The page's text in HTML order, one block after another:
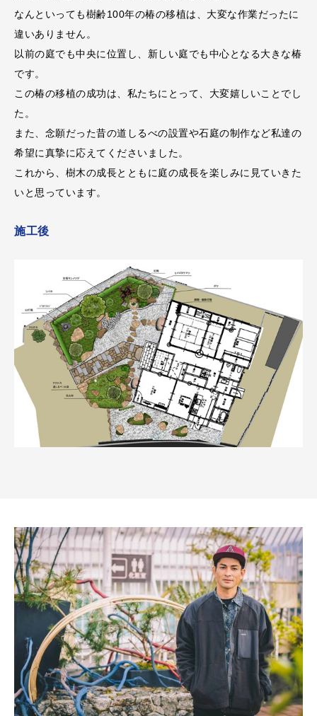
なんといっても樹齢100年の椿の移植は、大変な作業だったに
違いありません。
以前の庭でも中央に位置し、新しい庭でも中心となる大きな椿
です。
この椿の移植の成功は、私たちにとって、大変嬉しいことでし
た。
また、念願だった昔の道しるべの設置や石庭の制作など私達の
希望に真摯に応えてくださいました。
これから、樹木の成長とともに庭の成長を楽しみに見ていきた
いと思っています。
施工後